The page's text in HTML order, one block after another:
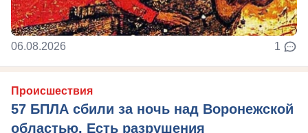
06.08.2026 1
Происшествия
57 БПЛА сбили за ночь над Воронежской
областью. Есть разрушения